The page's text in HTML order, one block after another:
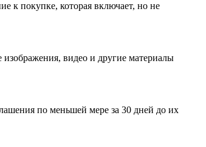
к покупке, которая включает, но не
видео и другие материалы
по меньшей мере за 30 дней до их